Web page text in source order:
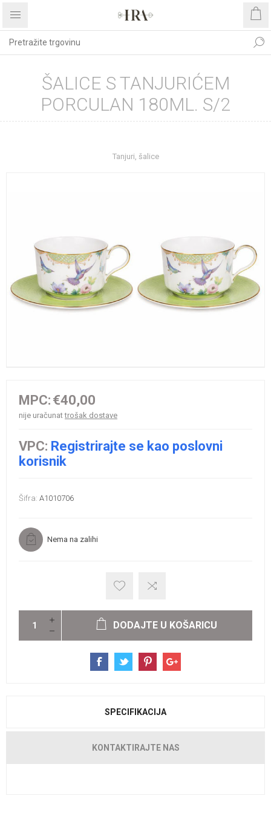
ŠALICE S TANJURIĆEM
PORCULAN 180ML. S/2
Tanjuri, šalice
MPC: €40,00
nije uračunattrošak dostave
VPC: Registrirajte se kao poslovni
korisnik
Šifra: A1010706
Nema na zalihi
DODAJTE U KOŠARICU
SPECIFIKACIJA
KONTAKTIRAJTE NAS